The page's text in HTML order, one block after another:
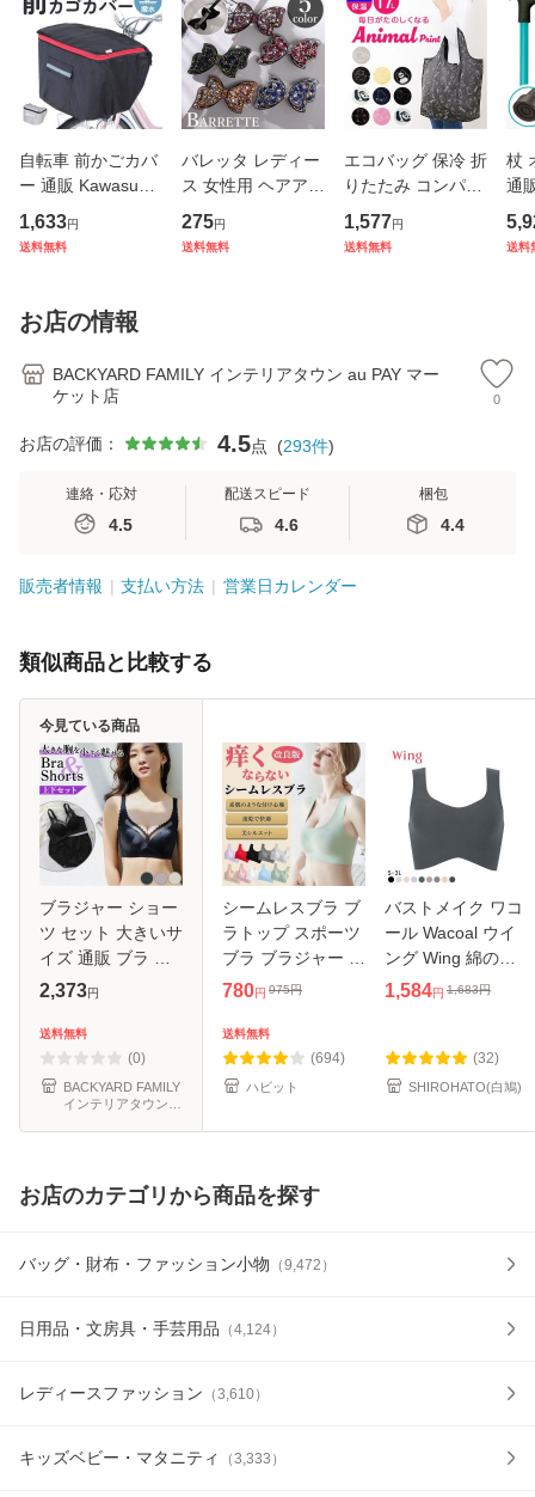
自転車 前かごカバ
ー 通販 Kawasumi
カワスミ 前カゴカ
バー バスケット カ
カバー 前 Keia＋
かわ
1,633円
送料無料
バレッタ レディー
ス 女性用 ヘアアク
セサリー リボン ラ
インストーン キラ
275円
送料無料
エコバッグ 保冷 折
りたたみ コンパク
ト 通販 エコバック
アニマル柄 エコ バ
1,577円
送料無料
杖
通
杖
本
送料
お店の情報
BACKYARD FAMILY インテリアタウン au PAY マー
ケット店
0
お店の評価： 4.5点 (293件)
連絡・応対
4.5
配送スピード
4.6
梱包
4.4
販売者情報 支払い方法 営業日カレンダー
類似商品と比較する
ブラジャー ショー
ツ セット 大きいサ
イズ 通販 ブラ パ
ンティー インナー
通気性 大きな胸 小
さく見える セクシ
ー 快
2,373円
送料無料
(0)
BACKYARD FAMILY
インテリアタウン
店
今見ている商品
シームレスブラ ブ
ラトップ スポーツ
ブラ ブラジャー ノ
ンワイヤー 育乳
30代 50代 脇肉補
正 インナー ブラパ
ッド
780円 975円
送料無料
(694)
ハビット
バストメイク ワコ
ール Wacoal ウイ
ング Wing 綿の贅
沢 ハーフトップ ノ
レスブラ 耐静電気
吸放湿 下着
1,584円 1,683円
(32)
SHIROHATO(白鳩)
お店のカテゴリから商品を探す
バッグ・財布・ファッション小物 （9,472 ）
日用品・文房具・手芸用品 （4,124）
レディースファッション （3,610）
キッズベビー・マタニティ （3,333 ）